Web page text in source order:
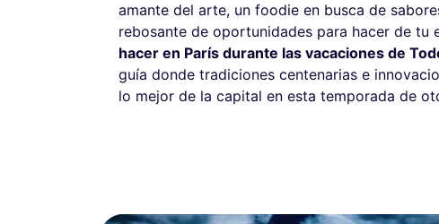
amante del arte, un foodie en busca de
rebosante de oportunidades para hacer de tu
hacer en París durante las vacaciones de
guía donde tradiciones centenarias e
lo mejor de la capital en esta temporada de